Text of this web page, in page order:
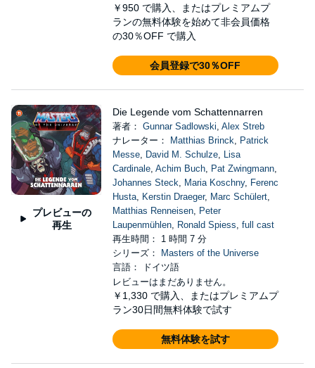
￥950 で購入、またはプレミアムプ
ランの無料体験を始めて非会員価格
の30％OFF で購入
会員登録で30％OFF
プレビューの
再生
Die Legende vom Schattennarren
著者： Gunnar Sadlowski, Alex Streb
ナレーター：
Matthias Brinck, Patrick
Messe, David M. Schulze, Lisa
Cardinale, Achim Buch, Pat Zwingmann,
Johannes Steck, Maria Koschny, Ferenc
Husta, Kerstin Draeger, Marc Schülert,
Matthias Renneisen, Peter
Laupenmühlen, Ronald Spiess, full cast
再生時間： 1 時間 7 分
シリーズ：
Masters of the Universe
言語： ドイツ語
レビューはまだありません。
￥1,330 で購入、またはプレミアムプ
ラン30日間無料体験で試す
無料体験を試す